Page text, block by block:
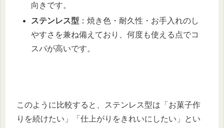
向きです。
ステンレス型 ：焼き色・耐久性・お手入れのし
やすさを兼ね備えており、何度も使える点でコ
スパが高いです。
このように比較すると、ステンレス型は「お菓子作
りを続けたい」「仕上がりをきれいにしたい」とい